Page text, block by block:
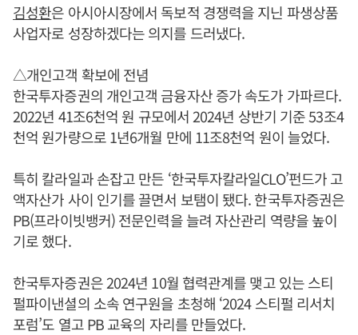
김성환은 아시아시장에서 독보적 경쟁력을 지닌 파생상품
사업자로 성장하겠다는 의지를 드러냈다.
△개인고객 확보에 전념
한국투자증권의 개인고객 금융자산 증가 속도가 가파르다.
2022년 41조6천억 원 규모에서 2024년 상반기 기준 53조4
천억 원가량으로 1년6개월 만에 11조8천억 원이 늘었다.
특히 칼라일과 손잡고 만든 ‘한국투자칼라일CLO’펀드가 고
액자산가 사이 인기를 끌면서 보탬이 됐다. 한국투자증권은
PB(프라이빗뱅커) 전문인력을 늘려 자산관리 역량을 높이
기로 했다.
한국투자증권은 2024년 10월 협력관계를 맺고 있는 스티
펄파이낸셜의 소속 연구원을 초청해 ‘2024 스티펄 리서치
포럼’도 열고 PB 교육의 자리를 만들었다.